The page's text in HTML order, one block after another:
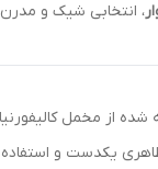
، انتخابی شیک و
شده از مخمل
یکدست و